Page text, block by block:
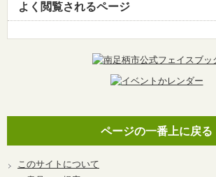
よく閲覧されるページ
ページの一番上に戻る
このサイトについて